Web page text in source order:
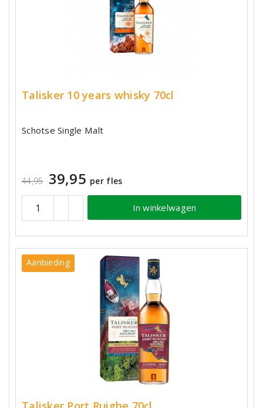
Talisker 10 years whisky 70cl
Schotse Single Malt
44,95 39,95 per fles
In winkelwagen
Aanbieding